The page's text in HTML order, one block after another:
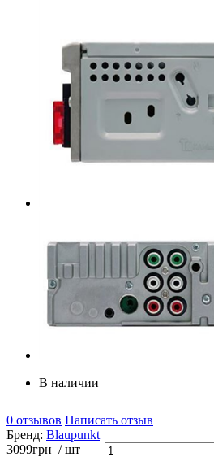
В наличии
0 отзывов Написать отзыв
Бренд: Blaupunkt
3099грн / шт